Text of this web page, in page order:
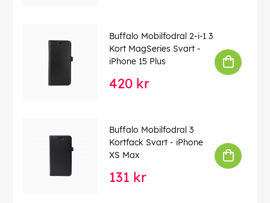
Buffalo Mobilfodral 2-i-1 3
Kort MagSeries Svart -
iPhone 15 Plus
420 kr
Buffalo Mobilfodral 3
Kortfack Svart - iPhone
XS Max
131 kr